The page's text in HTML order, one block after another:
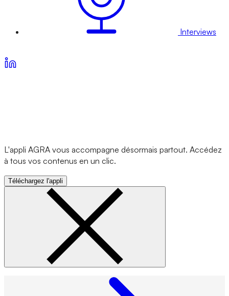
Interviews
L'appli AGRA vous accompagne désormais partout. Accédez
à tous vos contenus en un clic.
Téléchargez l'appli